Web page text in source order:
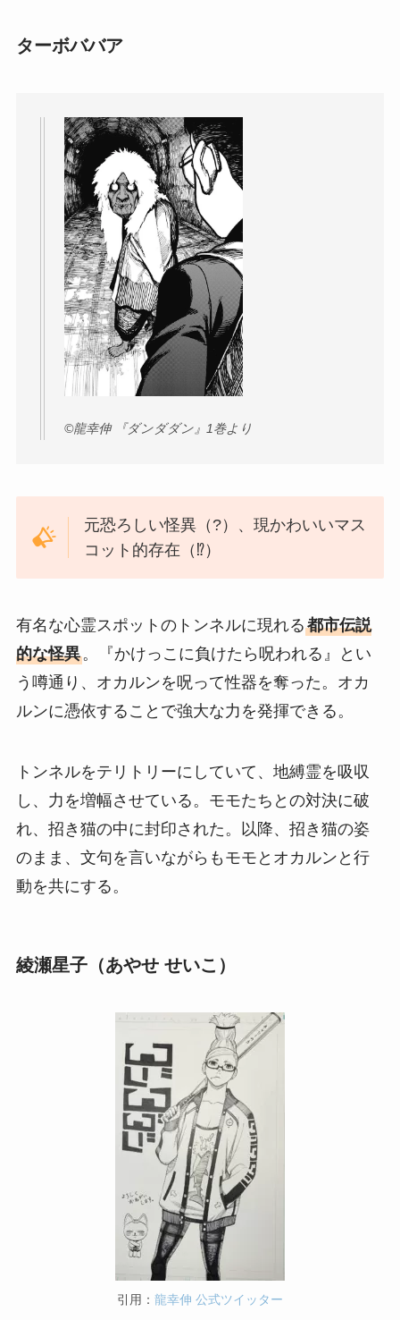
ターボババア
©︎龍幸伸 『ダンダダン』1巻より
元恐ろしい怪異（?）、現かわいいマス
コット的存在（⁉︎）
有名な心霊スポットのトンネルに現れる都市伝説
的な怪異。『かけっこに負けたら呪われる』とい
う噂通り、オカルンを呪って性器を奪った。オカ
ルンに憑依することで強大な力を発揮できる。
トンネルをテリトリーにしていて、地縛霊を吸収
し、力を増幅させている。モモたちとの対決に破
れ、招き猫の中に封印された。以降、招き猫の姿
のまま、文句を言いながらもモモとオカルンと行
動を共にする。
綾瀬星子（あやせ せいこ）
引用： 龍幸伸 公式ツイッター